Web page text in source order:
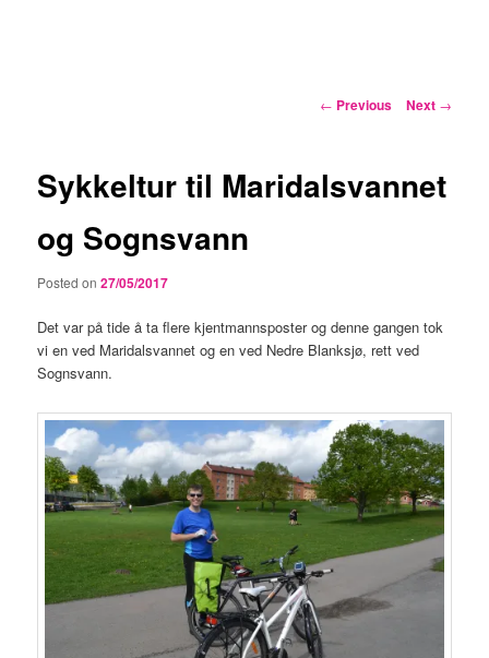
Post
← Previous Next →
Sykkeltur til Maridalsvannet
og Sognsvann
Posted on27/05/2017
Det var på tide å ta flere kjentmannsposter og denne gangen tok
vi en ved Maridalsvannet og en ved Nedre Blanksjø, rett ved
Sognsvann.